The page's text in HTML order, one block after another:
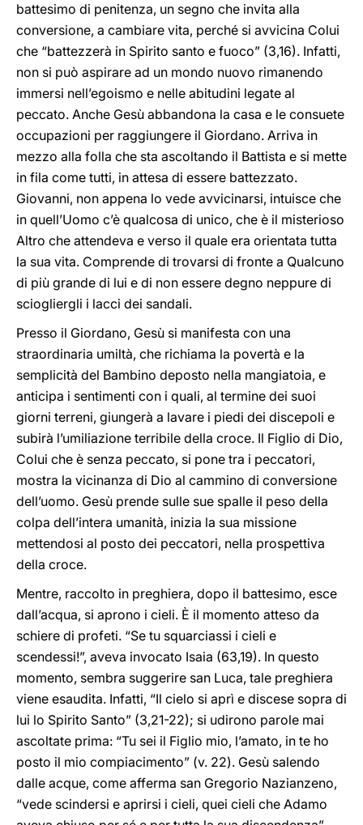
battesimo di penitenza, un segno che invita alla
conversione, a cambiare vita, perché si avvicina Colui
che “battezzerà in Spirito santo e fuoco” (3,16). Infatti,
non si può aspirare ad un mondo nuovo rimanendo
immersi nell’egoismo e nelle abitudini legate al
peccato. Anche Gesù abbandona la casa e le consuete
occupazioni per raggiungere il Giordano. Arriva in
mezzo alla folla che sta ascoltando il Battista e si mette
in fila come tutti, in attesa di essere battezzato.
Giovanni, non appena lo vede avvicinarsi, intuisce che
in quell’Uomo c’è qualcosa di unico, che è il misterioso
Altro che attendeva e verso il quale era orientata tutta
la sua vita. Comprende di trovarsi di fronte a Qualcuno
di più grande di lui e di non essere degno neppure di
sciogliergli i lacci dei sandali.
Presso il Giordano, Gesù si manifesta con una
straordinaria umiltà, che richiama la povertà e la
semplicità del Bambino deposto nella mangiatoia, e
anticipa i sentimenti con i quali, al termine dei suoi
giorni terreni, giungerà a lavare i piedi dei discepoli e
subirà l’umiliazione terribile della croce. Il Figlio di Dio,
Colui che è senza peccato, si pone tra i peccatori,
mostra la vicinanza di Dio al cammino di conversione
dell’uomo. Gesù prende sulle sue spalle il peso della
colpa dell’intera umanità, inizia la sua missione
mettendosi al posto dei peccatori, nella prospettiva
della croce.
Mentre, raccolto in preghiera, dopo il battesimo, esce
dall’acqua, si aprono i cieli. È il momento atteso da
schiere di profeti. “Se tu squarciassi i cieli e
scendessi!”, aveva invocato Isaia (63,19). In questo
momento, sembra suggerire san Luca, tale preghiera
viene esaudita. Infatti, “Il cielo si aprì e discese sopra di
lui lo Spirito Santo” (3,21-22); si udirono parole mai
ascoltate prima: “Tu sei il Figlio mio, l’amato, in te ho
posto il mio compiacimento” (v. 22). Gesù salendo
dalle acque, come afferma san Gregorio Nazianzeno,
“vede scindersi e aprirsi i cieli, quei cieli che Adamo